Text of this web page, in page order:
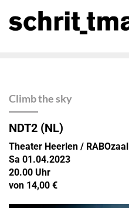
Climb the sky
NDT2 (NL)
Theater Heerlen / RABOzaal
Sa 01.04.2023
20.00 Uhr
von 14,00 €